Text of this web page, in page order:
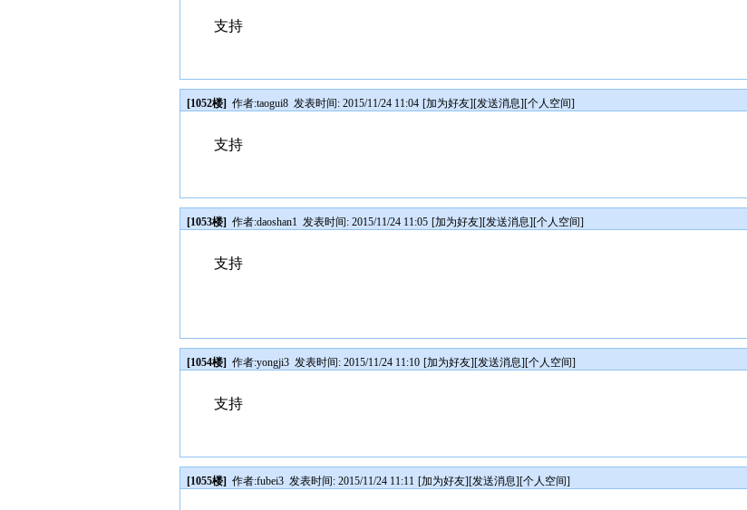
支持
[1052楼] 作者:taogui8 发表时间: 2015/11/24 11:04 [加为好友][发送消息][个人空间]
支持
[1053楼] 作者:daoshan1 发表时间: 2015/11/24 11:05 [加为好友][发送消息][个人空间]
支持
[1054楼] 作者:yongji3 发表时间: 2015/11/24 11:10 [加为好友][发送消息][个人空间]
支持
[1055楼] 作者:fubei3 发表时间: 2015/11/24 11:11 [加为好友][发送消息][个人空间]